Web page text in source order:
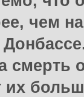
чем
смерть
их